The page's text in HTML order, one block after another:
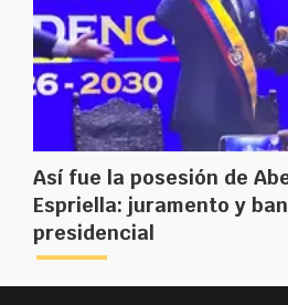
Así fue la posesión de
Espriella: juramento y
presidencial